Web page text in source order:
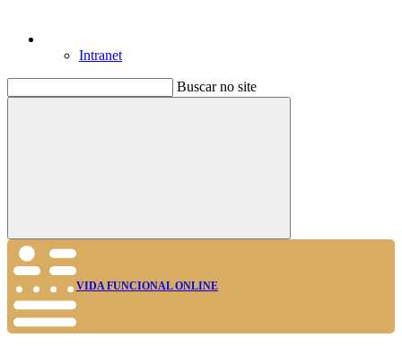
Intranet
Buscar no site
Buscar
VIDA FUNCIONAL ONLINE